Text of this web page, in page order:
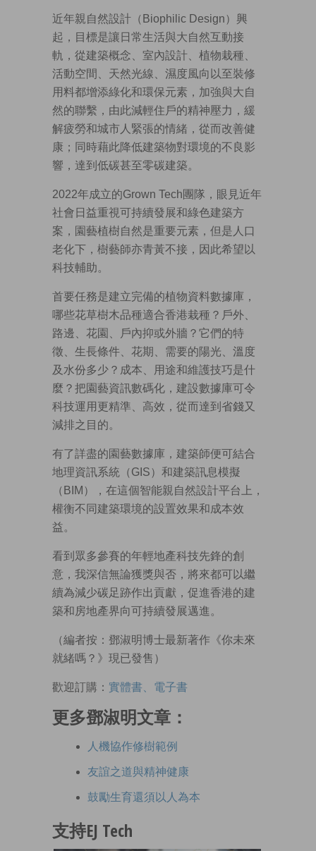
近年親自然設計（Biophilic Design）興
起，目標是讓日常生活與大自然互動接
軌，從建築概念、室內設計、植物栽種、
活動空間、天然光線、濕度風向以至裝修
用料都增添綠化和環保元素，加強與大自
然的聯繫，由此減輕住戶的精神壓力，緩
解疲勞和城市人緊張的情緒，從而改善健
康；同時藉此降低建築物對環境的不良影
響，達到低碳甚至零碳建築。
2022年成立的Grown Tech團隊，眼見近年
社會日益重視可持續發展和綠色建築方
案，園藝植樹自然是重要元素，但是人口
老化下，樹藝師亦青黃不接，因此希望以
科技輔助。
首要任務是建立完備的植物資料數據庫，
哪些花草樹木品種適合香港栽種？戶外、
路邊、花園、戶內抑或外牆？它們的特
徵、生長條件、花期、需要的陽光、溫度
及水份多少？成本、用途和維護技巧是什
麼？把園藝資訊數碼化，建設數據庫可令
科技運用更精準、高效，從而達到省錢又
減排之目的。
有了詳盡的園藝數據庫，建築師便可結合
地理資訊系統（GIS）和建築訊息模擬
（BIM），在這個智能親自然設計平台上，
權衡不同建築環境的設置效果和成本效
益。
看到眾多參賽的年輕地產科技先鋒的創
意，我深信無論獲獎與否，將來都可以繼
續為減少碳足跡作出貢獻，促進香港的建
築和房地產界向可持續發展邁進。
（編者按：鄧淑明博士最新著作《你未來
就緒嗎？》現已發售）
歡迎訂購： 實體書、電子書
更多鄧淑明文章：
人機協作修樹範例
友誼之道與精神健康
鼓勵生育還須以人為本
支持EJ Tech